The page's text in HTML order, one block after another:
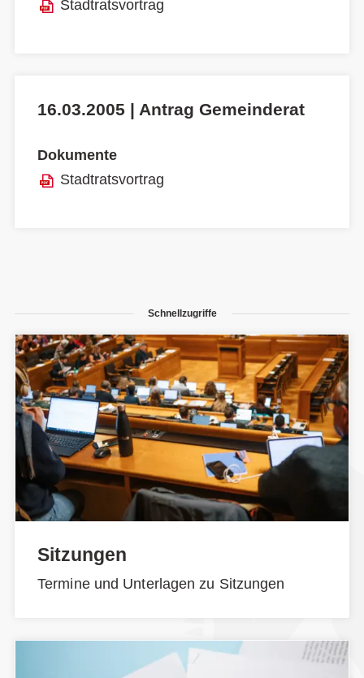
Stadtratsvortrag
16.03.2005 | Antrag Gemeinderat
Dokumente
Stadtratsvortrag
Schnellzugriffe
Sitzungen
Termine und Unterlagen zu Sitzungen